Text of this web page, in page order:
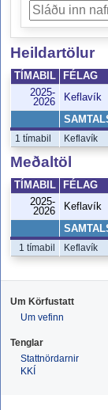
Heildartölur
TÍMABIL FÉLAG
2025-
2026
Keflavík
1 tímabil Keflavík
Meðaltöl
TÍMABIL FÉLAG
2025-
2026
Keflavík
1 tímabil Keflavík
Um Körfustatt
Um vefinn
Tenglar
Stattnördarnir
KKÍ